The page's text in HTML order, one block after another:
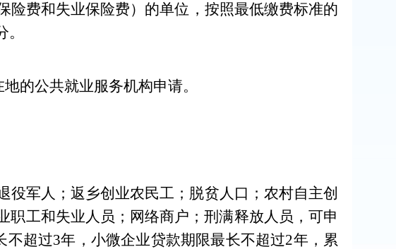
险费和失业保险费）的单位 ，按照最低缴费标准的
的公共就业服务机构申请。
军人；返乡创业农民工；脱贫人口；农村自主创
工和失业人员；网络商户；刑满释放人员，可申
不超过3年，小微企业贷款期限最长不超过2年，累